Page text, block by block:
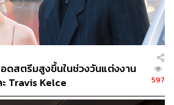
ดสตรีมสูงขึ้นในช่วงวันแต่งงาน
Travis Kelce
597